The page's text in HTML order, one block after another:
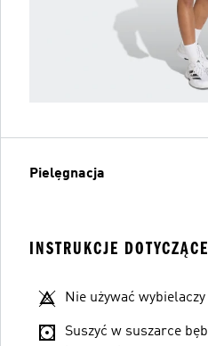
Pielęgnacja
INSTRUKCJE
Nie używać wybielaczy
Suszyć w suszarce